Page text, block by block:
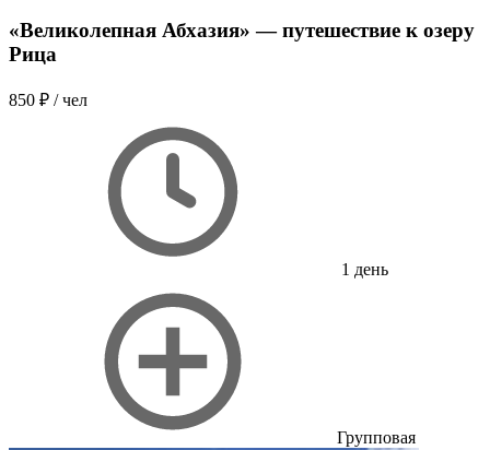
«Великолепная Абхазия» — путешествие к озеру
Рица
850 ₽ / чел
1 день
Групповая